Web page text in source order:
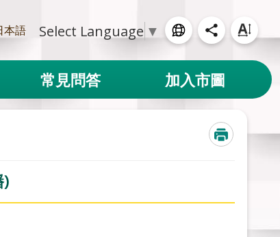
本語 Select Language ▼
常見問答 加入市圖
)